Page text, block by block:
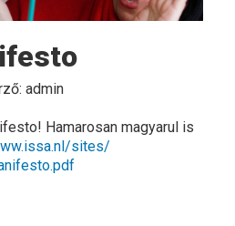
admin
Hamarosan magyarul is
sites/
pdf